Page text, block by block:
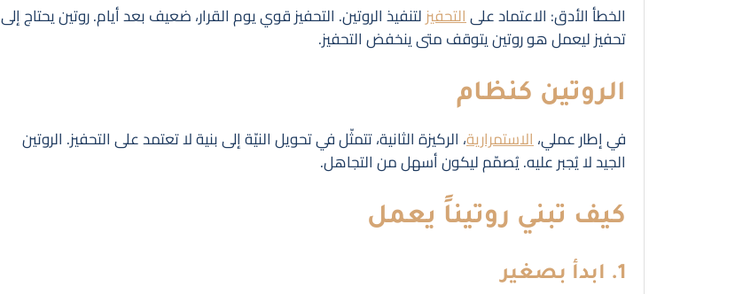
الخطأ الأدق: الاعتماد علىالتحفيزلتنفيذ الروتين. التحفيز قوي يوم القرار، ضعيف بعد أيام. روتين يحتاج إلى
تحفيز ليعمل هو روتين يتوقف متى ينخفض التحفيز.
الروتين كنظام
في إطار عملي،الاستمرارية، الركيزة الثانية، تتمثّل في تحويل النيّة إلى بنية لا تعتمد على التحفيز. الروتين
الجيد لا يُجبر عليه. يُصمّم ليكون أسهل من التجاهل.
كيف تبني روتيناً يعمل
1. ابدأ بصغير